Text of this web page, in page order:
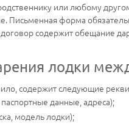
или любому
Письменная форма
содержит обещание
лодки
содержит следующие
данные, адреса);
модель лодки);